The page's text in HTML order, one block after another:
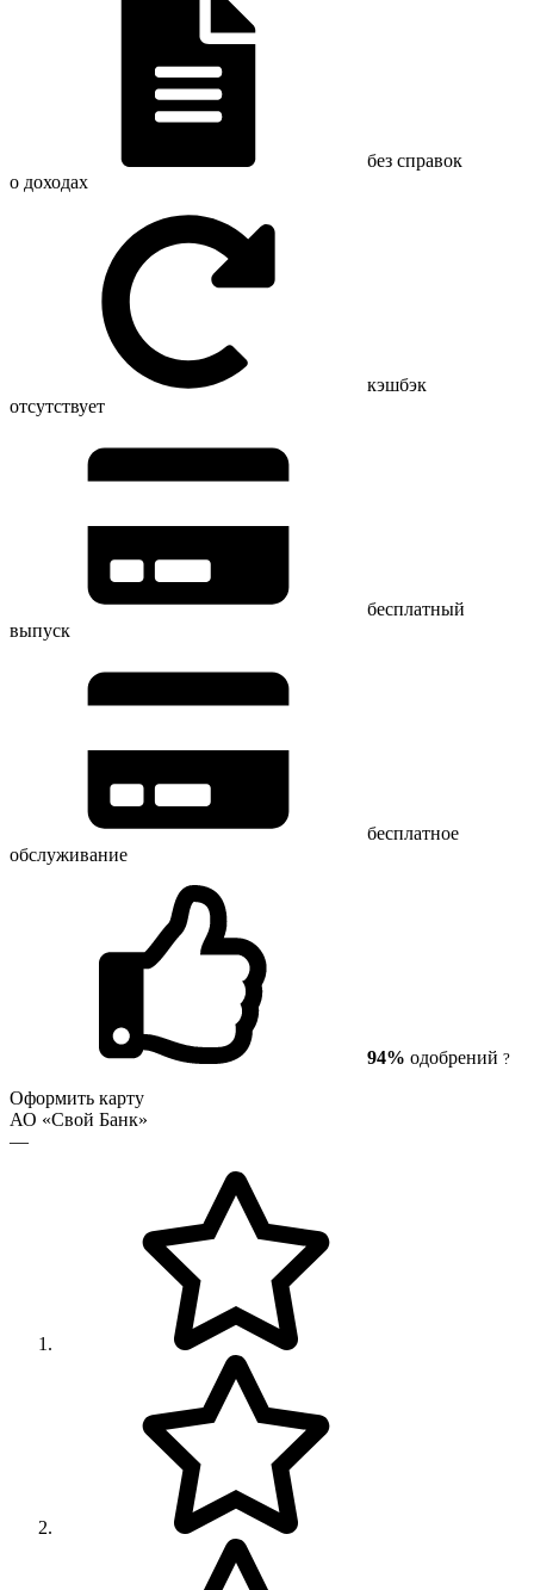
без справок
о доходах
кэшбэк
отсутствует
бесплатный
выпуск
бесплатное
обслуживание
94% одобрений ?
Оформить карту
АО «Свой Банк»
—